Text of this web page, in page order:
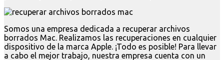
Somos una empresa dedicada a recuperar archivos
borrados Mac. Realizamos las recuperaciones en cualquier
dispositivo de la marca Apple. ¡Todo es posible! Para llevar
a cabo el mejor trabajo, nuestra empresa cuenta con un